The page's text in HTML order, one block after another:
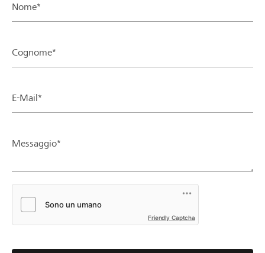
Nome*
Cognome*
E-Mail*
Messaggio*
Friendly Captcha